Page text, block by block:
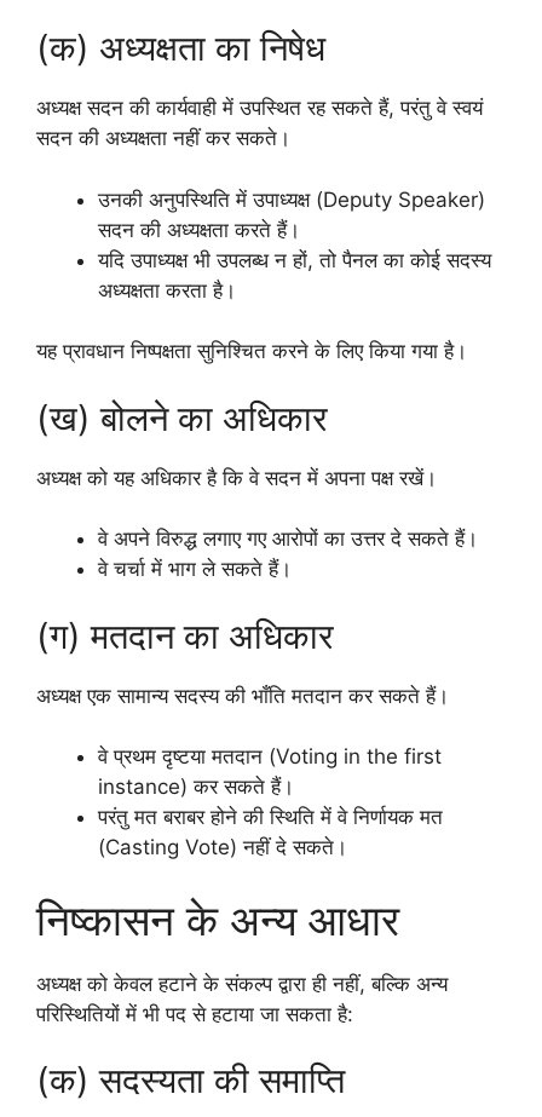
(क) अध्यक्षता का निषेध
अध्यक्ष सदन की कार्यवाही में उपस्थित रह सकते हैं, परंतु वे स्वयं
सदन की अध्यक्षता नहीं कर सकते।
उनकी अनुपस्थिति में उपाध्यक्ष (Deputy Speaker)
सदन की अध्यक्षता करते हैं।
यदि उपाध्यक्ष भी उपलब्ध न हों, तो पैनल का कोई सदस्य
अध्यक्षता करता है।
यह प्रावधान निष्पक्षता सुनिश्चित करने के लिए किया गया है।
(ख) बोलने का अधिकार
अध्यक्ष को यह अधिकार है कि वे सदन में अपना पक्ष रखें।
वे अपने विरुद्ध लगाए गए आरोपों का उत्तर दे सकते हैं।
वे चर्चा में भाग ले सकते हैं।
(ग) मतदान का अधिकार
अध्यक्ष एक सामान्य सदस्य की भाँति मतदान कर सकते हैं।
वे प्रथम दृष्टया मतदान (Voting in the first
instance) कर सकते हैं।
परंतु मत बराबर होने की स्थिति में वे निर्णायक मत
(Casting Vote) नहीं दे सकते।
निष्कासन के अन्य आधार
अध्यक्ष को केवल हटाने के संकल्प द्वारा ही नहीं, बल्कि अन्य
परिस्थितियों में भी पद से हटाया जा सकता है:
(क) सदस्यता की समाप्ति